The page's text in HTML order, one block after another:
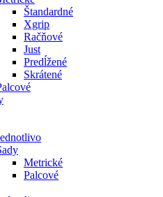
Štandardné
Xgrip
Račňové
Just
Predĺžené
Skrátené
Metrické
Palcové